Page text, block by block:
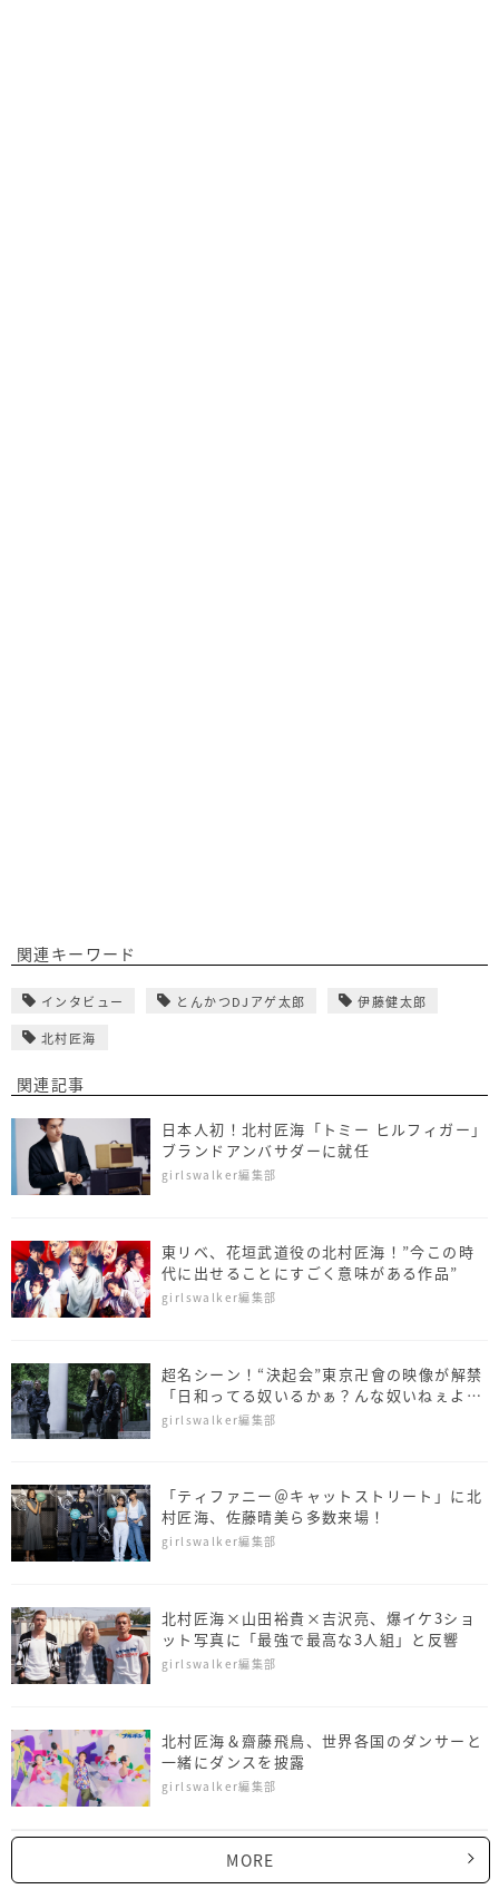
関連キーワード
インタビュー とんかつDJアゲ太郎 伊藤健太郎
北村匠海
関連記事
日本人初！北村匠海「トミー ヒルフィガー」
ブランドアンバサダーに就任
girlswalker編集部
東リベ、花垣武道役の北村匠海！”今この時
代に出せることにすごく意味がある作品”
girlswalker編集部
超名シーン！“決起会”東京卍會の映像が解禁
「日和ってる奴いるかぁ？んな奴いねぇよね
ぁ！」
girlswalker編集部
「ティファニー＠キャットストリート」に北
村匠海、佐藤晴美ら多数来場！
girlswalker編集部
北村匠海×山田裕貴×吉沢亮、爆イケ3ショ
ット写真に「最強で最高な3人組」と反響
girlswalker編集部
北村匠海＆齋藤飛鳥、世界各国のダンサーと
一緒にダンスを披露
girlswalker編集部
MORE